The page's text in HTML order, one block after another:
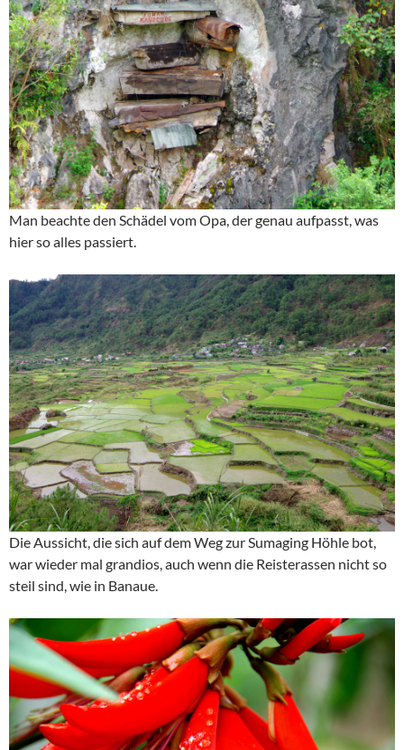
Man beachte den Schädel vom Opa, der genau aufpasst, was
hier so alles passiert.
Die Aussicht, die sich auf dem Weg zur Sumaging Höhle bot,
war wieder mal grandios, auch wenn die Reisterassen nicht so
steil sind, wie in Banaue.